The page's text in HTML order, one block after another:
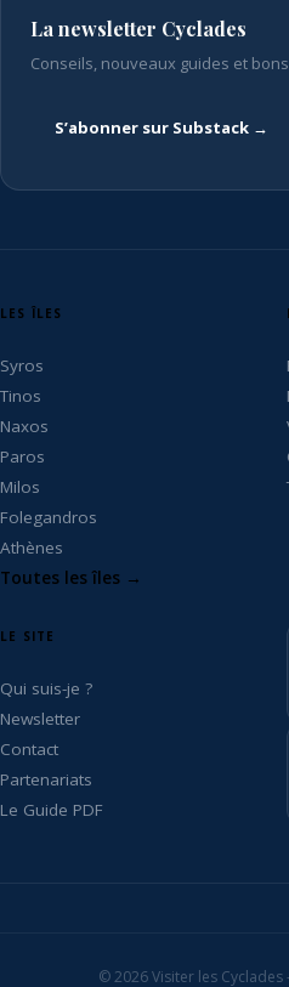
La newsletter Cyclades
Conseils, nouveaux guides et
S’abonner sur Substack →
LES ÎLES
Syros
Tinos
Naxos
Paros
Milos
Folegandros
Athènes
Toutes les îles →
LE SITE
Qui suis-je ?
Newsletter
Contact
Partenariats
Le Guide PDF
© 2026 Visiter les